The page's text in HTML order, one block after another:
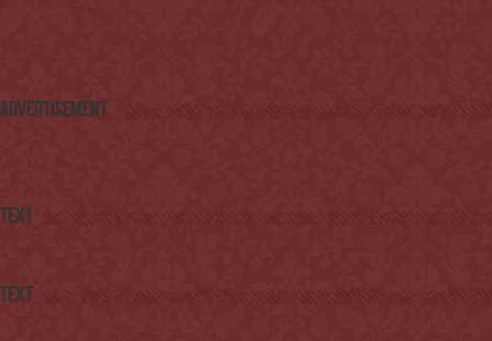
Advertisement
Text
Text